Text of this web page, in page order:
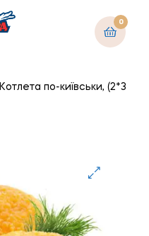
0
Котлета по-київськи, (2*3